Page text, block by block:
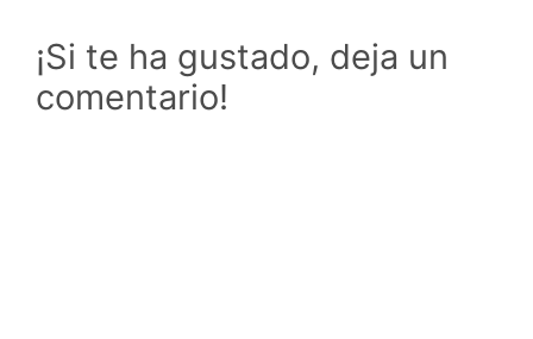
¡Si te ha gustado, deja un
comentario!